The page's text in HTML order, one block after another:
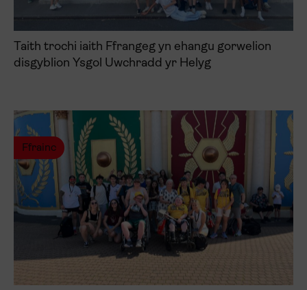
Taith trochi iaith Ffrangeg yn ehangu gorwelion
disgyblion Ysgol Uwchradd yr Helyg
Ffrainc